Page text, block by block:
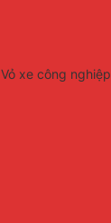
Vỏ xe công nghiệp